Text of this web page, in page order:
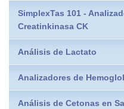
SimplexTas 101 -
Creatinkinasa CK
Análisis de Lactato
Analizadores de
Análisis de Cetonas en